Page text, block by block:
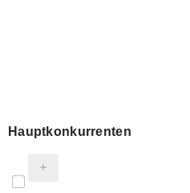
Hauptkonkurrenten